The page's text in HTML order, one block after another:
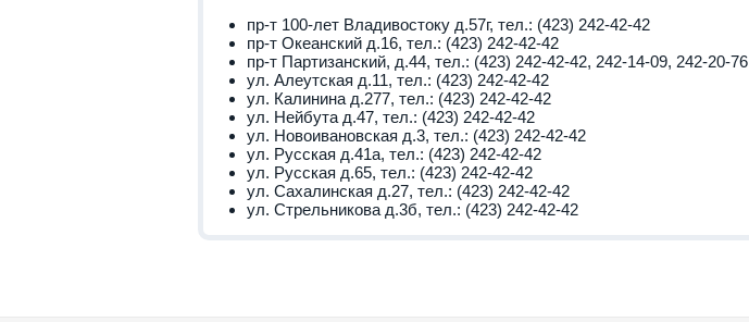
пр-т 100-лет Владивостоку д.57г, тел.: (423) 242-42-42
пр-т Океанский д.16, тел.: (423) 242-42-42
пр-т Партизанский, д.44, тел.: (423) 242-42-42, 242-14-09, 242-20-76
ул. Алеутская д.11, тел.: (423) 242-42-42
ул. Калинина д.277, тел.: (423) 242-42-42
ул. Нейбута д.47, тел.: (423) 242-42-42
ул. Новоивановская д.3, тел.: (423) 242-42-42
ул. Русская д.41а, тел.: (423) 242-42-42
ул. Русская д.65, тел.: (423) 242-42-42
ул. Сахалинская д.27, тел.: (423) 242-42-42
ул. Стрельникова д.3б, тел.: (423) 242-42-42